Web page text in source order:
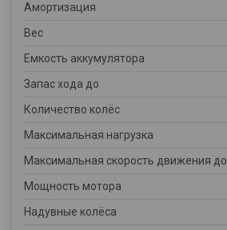
Амортизация
Вес
Емкость аккумулятора
Запас хода до
Количество колёс
Максимальная нагрузка
Максимальная скорость движения до
Мощность мотора
Надувные колёса